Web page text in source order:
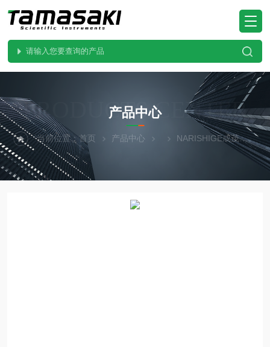
PRODUCTS CENTER
产品中心
当前位置：首页 产品中心 NARISHIGE成茂